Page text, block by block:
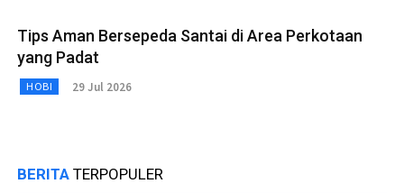
Tips Aman Bersepeda Santai di Area Perkotaan
yang Padat
HOBI 29 Jul 2026
BERITA TERPOPULER